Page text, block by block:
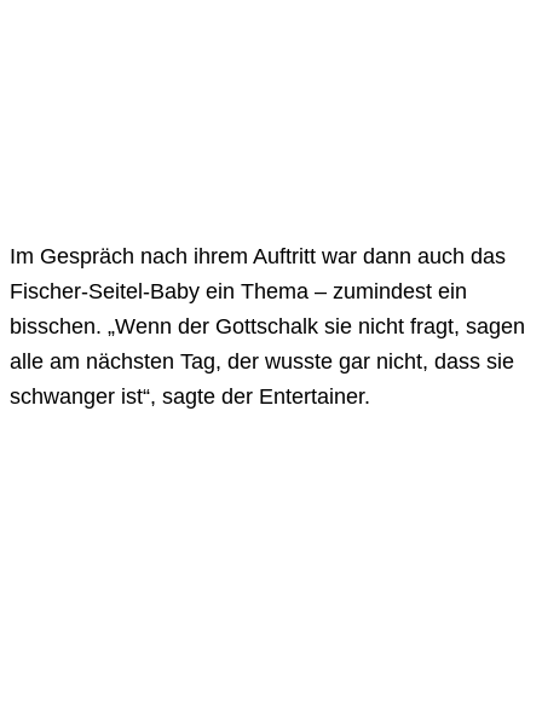
Im Gespräch nach ihrem Auftritt war dann auch das
Fischer-Seitel-Baby ein Thema – zumindest ein
bisschen. „Wenn der Gottschalk sie nicht fragt, sagen
alle am nächsten Tag, der wusste gar nicht, dass sie
schwanger ist“, sagte der Entertainer.